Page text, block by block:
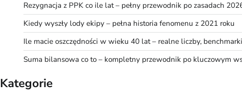
Rezygnacja z PPK co ile lat – pełny przewodnik po zasadach
Kiedy wyszły lody ekipy – pełna historia fenomenu z 2021 roku
Ile macie oszczędności w wieku 40 lat – realne liczby,
Suma bilansowa co to – kompletny przewodnik po kluczowym
Kategorie